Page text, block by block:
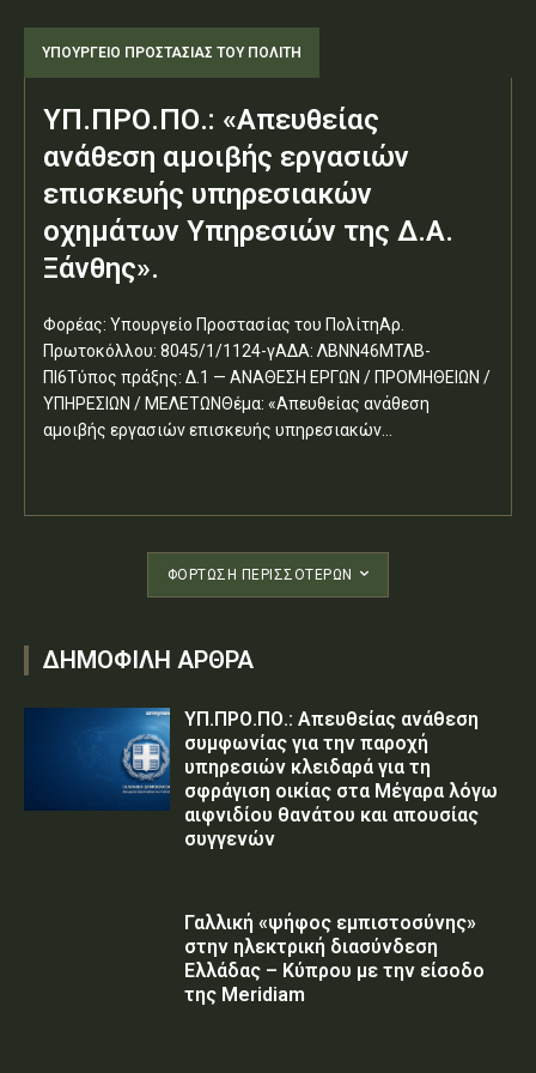
ΥΠΟΥΡΓΕΊΟ ΠΡΟΣΤΑΣΊΑΣ ΤΟΥ ΠΟΛΊΤΗ
ΥΠ.ΠΡΟ.ΠΟ.: «Απευθείας
ανάθεση αμοιβής εργασιών
επισκευής υπηρεσιακών
οχημάτων Υπηρεσιών της Δ.Α.
Ξάνθης».
Φορέας: Υπουργείο Προστασίας του ΠολίτηΑρ.
Πρωτοκόλλου: 8045/1/1124-γΑΔΑ: ΛΒΝΝ46ΜΤΛΒ-
ΠΙ6Τύπος πράξης: Δ.1 — ΑΝΑΘΕΣΗ ΕΡΓΩΝ / ΠΡΟΜΗΘΕΙΩΝ /
ΥΠΗΡΕΣΙΩΝ / ΜΕΛΕΤΩΝΘέμα: «Απευθείας ανάθεση
αμοιβής εργασιών επισκευής υπηρεσιακών...
ΦΌΡΤΩΣΗ ΠΕΡΙΣΣΟΤΈΡΩΝ
ΔΗΜΟΦΙΛΗ ΑΡΘΡΑ
ΥΠ.ΠΡΟ.ΠΟ.: Απευθείας ανάθεση
συμφωνίας για την παροχή
υπηρεσιών κλειδαρά για τη
σφράγιση οικίας στα Μέγαρα λόγω
αιφνιδίου θανάτου και απουσίας
συγγενών
Γαλλική «ψήφος εμπιστοσύνης»
στην ηλεκτρική διασύνδεση
Ελλάδας – Κύπρου με την είσοδο
της Meridiam